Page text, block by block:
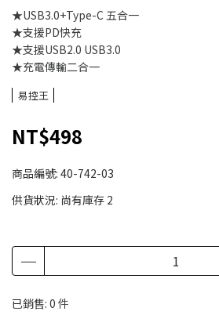
★USB3.0+Type-C 五合一
★支援PD快充
★支援USB2.0 USB3.0
★充電傳輸二合一
易控王
NT$498
商品編號: 40-742-03
供貨狀況: 尚有庫存 2
已銷售: 0 件